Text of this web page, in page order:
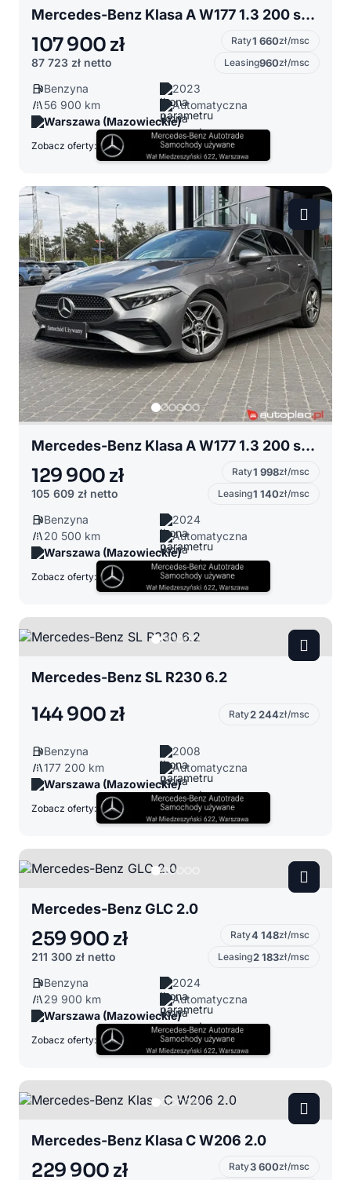
Mercedes-Benz Klasa A W177 1.3 200 salon PL/Faktura VAT 23% Progressive
107 900 zł
87 723 zł netto
Raty1 660zł/msc
Leasing960zł/msc
Benzyna
2023
56 900 km
Automatyczna
Warszawa (Mazowieckie)
Zobacz oferty:
Mercedes-Benz Klasa A W177 1.3 200 salon Polska / FV23% AMG Line MBUX
129 900 zł
105 609 zł netto
Raty1 998zł/msc
Leasing1 140zł/msc
Benzyna
2024
20 500 km
Automatyczna
Warszawa (Mazowieckie)
Zobacz oferty:
Mercedes-Benz SL R230 6.2
144 900 zł Raty2 244zł/msc
Benzyna
2008
177 200 km
Automatyczna
Warszawa (Mazowieckie)
Zobacz oferty:
Mercedes-Benz GLC 2.0
259 900 zł
211 300 zł netto
Raty4 148zł/msc
Leasing2 183zł/msc
Benzyna
2024
29 900 km
Automatyczna
Warszawa (Mazowieckie)
Zobacz oferty:
Mercedes-Benz Klasa C W206 2.0
229 900 zł Raty3 600zł/msc